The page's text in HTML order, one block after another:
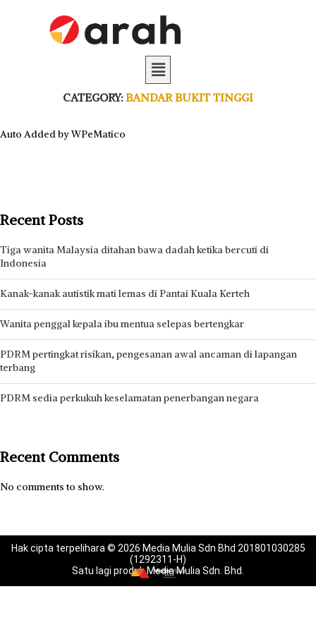
CATEGORY: BANDAR BUKIT TINGGI
Auto Added by WPeMatico
Recent Posts
Tiga wanita Malaysia ditahan bawa dadah ketika bercuti di
Indonesia
Kanak-kanak autistik mati lemas di Pantai Kuala Kerteh
Wanita penggal kepala ibu mentua selepas bertengkar
PDRM pertingkat risikan, pengesanan awal ancaman di lapangan
terbang
PDRM sedia perkukuh keselamatan penerbangan negara
Recent Comments
No comments to show.
Hak cipta terpelihara © 2026 Media Mulia Sdn Bhd 201801030285
(1292311-H)
Satu lagi produk Media Mulia Sdn. Bhd.